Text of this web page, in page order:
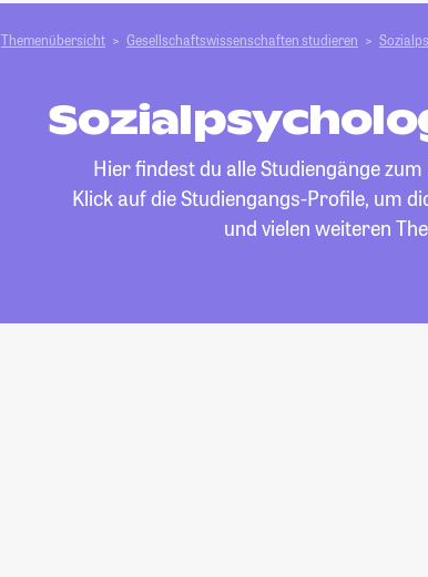
Themenübersicht Gesellschafts­­wissenschaften studieren
Hier findest du alle Studiengänge zum
Klick auf die Studiengangs-Profile, um
und vielen weiteren